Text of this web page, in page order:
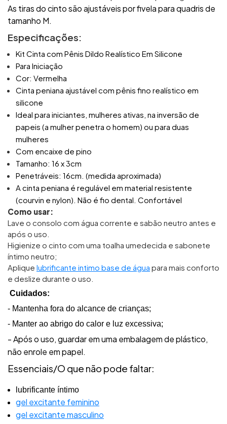
As tiras do cinto são ajustáveis por fivela para quadris de
tamanho M.
Especificações:
Kit Cinta com Pênis Dildo Realístico Em Silicone
Para Iniciação
Cor: Vermelha
Cinta peniana ajustável com pênis fino realístico em
silicone
Ideal para iniciantes, mulheres ativas, na inversão de
papeis (a mulher penetra o homem) ou para duas
mulheres
Com encaixe de pino
Tamanho: 16 x 3cm
Penetráveis: 16cm. (medida aproximada)
A cinta peniana é regulável em material resistente
(courvin e nylon). Não é fio dental. Confortável
Como usar:
Lave o consolo com água corrente e sabão neutro antes e
após o uso.
Higienize o cinto com uma toalha umedecida e sabonete
íntimo neutro;
Aplique lubrificante intimo base de água para mais conforto
e deslize durante o uso.
Cuidados:
- Mantenha fora do alcance de crianças;
- Manter ao abrigo do calor e luz excessiva;
- Após o uso, guardar em uma embalagem de plástico,
não enrole em papel.
Essenciais/O que não pode faltar:
lubrificante íntimo
gel excitante feminino
gel excitante masculino